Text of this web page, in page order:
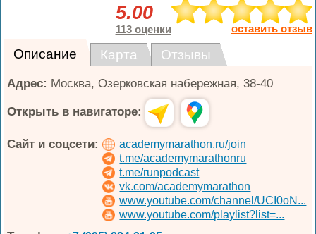
5.00
113 оценки оставить отзыв
Описание Карта Отзывы
Адрес: Москва,Озерковская набережная, 38-40
Открыть в навигаторе:
Сайт и соцсети:
academymarathon.ru/join
t.me/academymarathonru
t.me/runpodcast
vk.com/academymarathon
www.youtube.com/channel/UCI0oN...
www.youtube.com/playlist?list=...